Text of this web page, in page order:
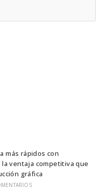
más rápidos con
ventaja competitiva que
gráfica